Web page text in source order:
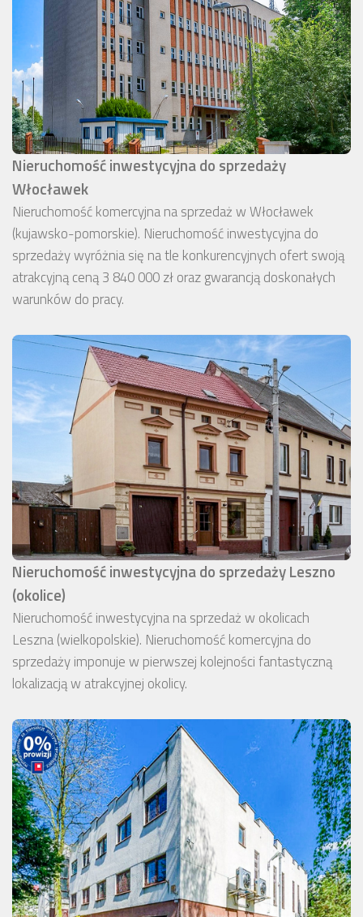
Nieruchomość inwestycyjna do sprzedaży
Włocławek
Nieruchomość komercyjna na sprzedaż w Włocławek
(kujawsko-pomorskie). Nieruchomość inwestycyjna do
sprzedaży wyróżnia się na tle konkurencyjnych ofert swoją
atrakcyjną ceną 3 840 000 zł oraz gwarancją doskonałych
warunków do pracy.
Nieruchomość inwestycyjna do sprzedaży Leszno
(okolice)
Nieruchomość inwestycyjna na sprzedaż w okolicach
Leszna (wielkopolskie). Nieruchomość komercyjna do
sprzedaży imponuje w pierwszej kolejności fantastyczną
lokalizacją w atrakcyjnej okolicy.